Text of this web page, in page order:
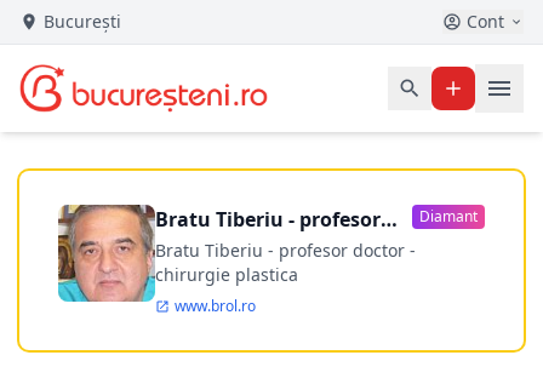
București Cont
Bratu Tiberiu - profesor
doctor
Diamant
Bratu Tiberiu - profesor doctor -
chirurgie plastica
www.brol.ro